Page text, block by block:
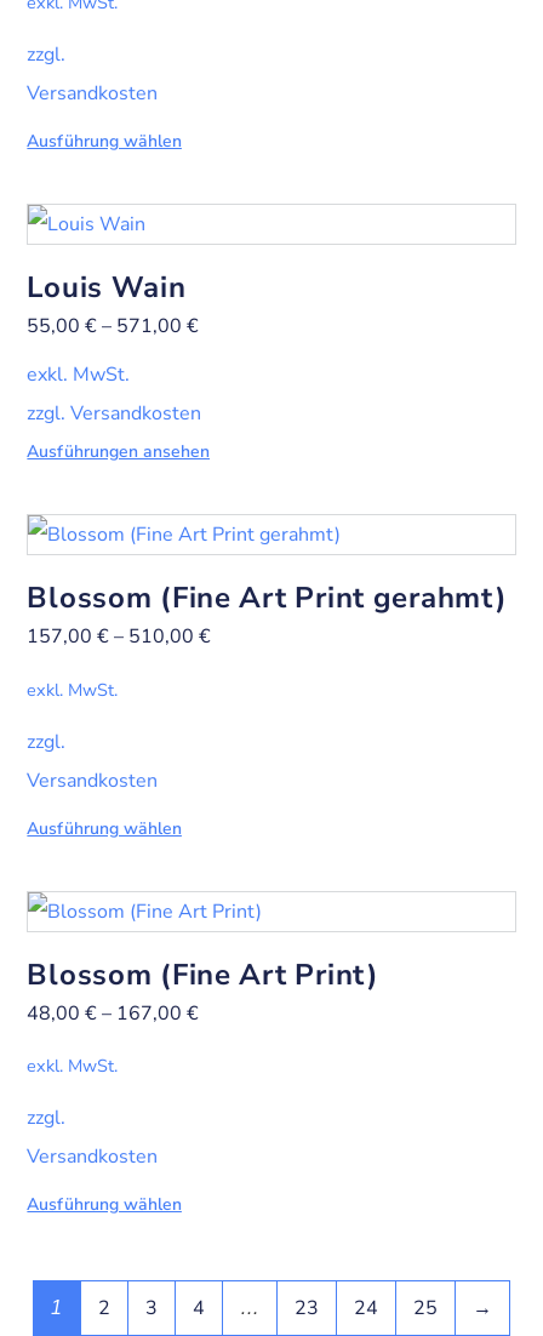
zzgl.
Versandkosten
Ausführung wählen
Louis Wain
55,00€– 571,00€
exkl. MwSt.
zzgl. Versandkosten
Ausführungen ansehen
Blossom (Fine Art Print gerahmt)
157,00€– 510,00€
exkl. MwSt.
zzgl.
Versandkosten
Ausführung wählen
Blossom (Fine Art Print)
48,00€– 167,00€
exkl. MwSt.
zzgl.
Versandkosten
Ausführung wählen
1 2 3 4 … 23 24 25 →